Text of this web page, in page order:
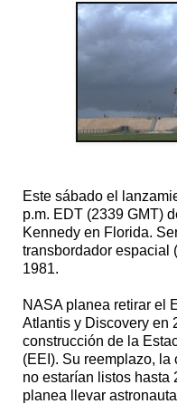
Este sábado el
p.m. EDT (2339 GMT)
Kennedy en Florida.
transbordador espacial
1981.
NASA planea retirar el
Atlantis y Discovery en
construcción de la
(EEI). Su reemplazo, la
no estarían listos hasta
planea llevar